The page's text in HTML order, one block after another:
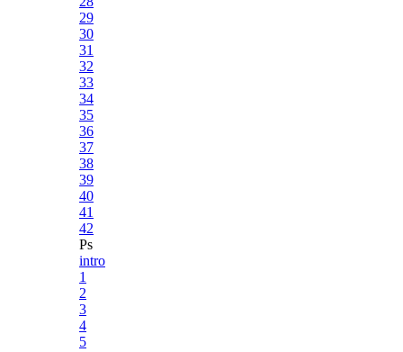
29
30
31
32
33
34
35
36
37
38
39
40
41
42
Ps
intro
1
2
3
4
5